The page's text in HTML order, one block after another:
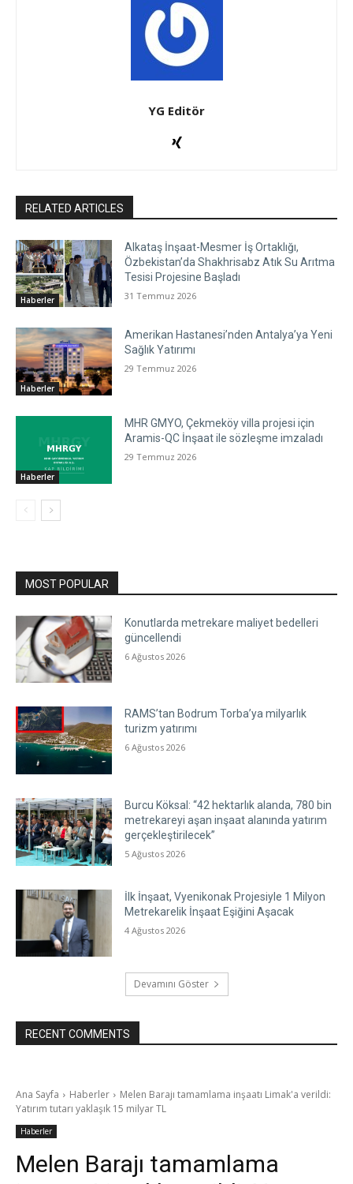
YG Editör
RELATED ARTICLES
Haberler
Alkataş İnşaat-Mesmer İş Ortaklığı,
Özbekistan’da Shakhrisabz Atık Su Arıtma
Tesisi Projesine Başladı
31 Temmuz 2026
Haberler
Amerikan Hastanesi’nden Antalya’ya Yeni
Sağlık Yatırımı
29 Temmuz 2026
Haberler
MHR GMYO, Çekmeköy villa projesi için
Aramis-QC İnşaat ile sözleşme imzaladı
29 Temmuz 2026
MOST POPULAR
Konutlarda metrekare maliyet bedelleri
güncellendi
6 Ağustos 2026
RAMS’tan Bodrum Torba’ya milyarlık
turizm yatırımı
6 Ağustos 2026
Burcu Köksal: “42 hektarlık alanda, 780 bin
metrekareyi aşan inşaat alanında yatırım
gerçekleştirilecek”
5 Ağustos 2026
İlk İnşaat, Vyenikonak Projesiyle 1 Milyon
Metrekarelik İnşaat Eşiğini Aşacak
4 Ağustos 2026
Devamını Göster
RECENT COMMENTS